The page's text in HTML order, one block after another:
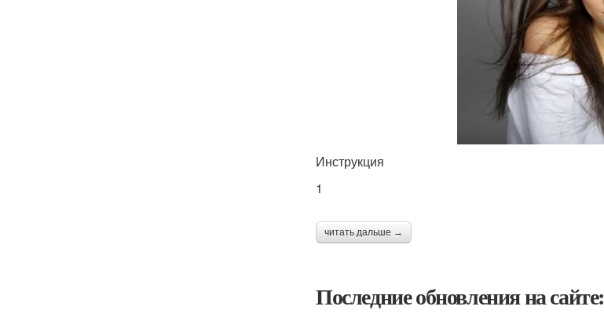
Инструкция
1
читать дальше →
Последние обновления на сайте: